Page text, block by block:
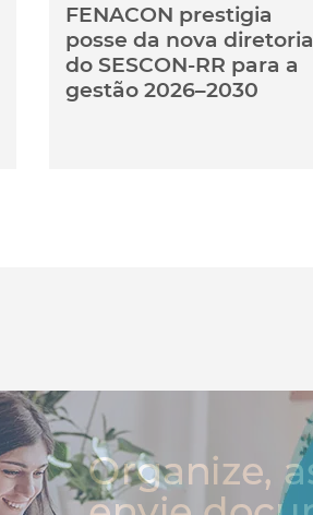
FENACON prestigia
posse da nova diretoria
do SESCON-RR para a
gestão 2026–2030